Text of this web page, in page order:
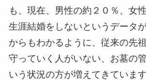
も、現在、男性の約２０％、女
生涯結婚をしないというデータ
からもわかるように、従来の先
守っていく人がいない、お墓の
いう状況の方が増えてきていま